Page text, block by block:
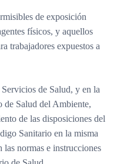
de exposición
físicos, y aquellos
trabajadores expuestos a
de Salud, y en la
Salud del Ambiente,
de las disposiciones del
Sanitario en la misma
normas e instrucciones